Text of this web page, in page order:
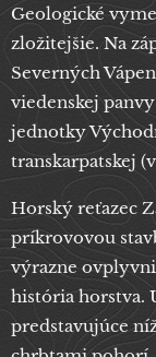
Geologické
zložitejšie. Na
Severných
viedenskej
jednotky
transkarpatskej
Horský reťazec
príkrovovou
výrazne
história horstva.
predstavujúce